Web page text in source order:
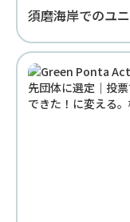
須磨海岸でのユ